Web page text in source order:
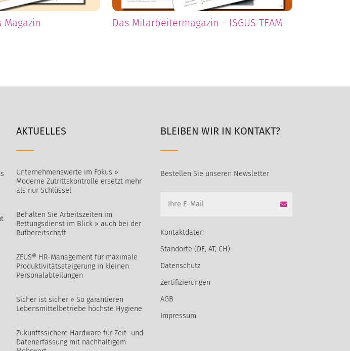
Magazin Das Mitarbeitermagazin - ISGUS TEAM
AKTUELLES
Unternehmenswerte im Fokus »
Moderne Zutrittskontrolle ersetzt mehr
als nur Schlüssel
Behalten Sie Arbeitszeiten im
Rettungsdienst im Blick » auch bei der
Rufbereitschaft
ZEUS® HR-Management für maximale
Produktivitätssteigerung in kleinen
Personalabteilungen
Sicher ist sicher » So garantieren
Lebensmittelbetriebe höchste Hygiene
Zukunftssichere Hardware für Zeit- und
Datenerfassung mit nachhaltigem
BLEIBEN WIR IN KONTAKT?
Bestellen Sie unseren Newsletter
Kontaktdaten
Standorte (DE, AT, CH)
Datenschutz
Zertifizierungen
AGB
Impressum